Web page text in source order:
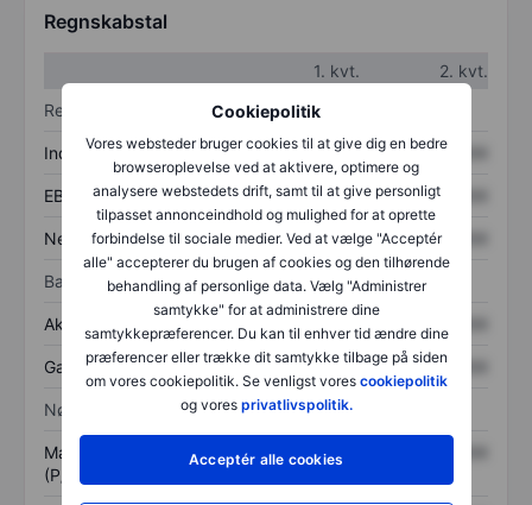
Cookiepolitik
Vores websteder bruger cookies til at give dig en bedre
browseroplevelse ved at aktivere, optimere og
analysere webstedets drift, samt til at give personligt
tilpasset annonceindhold og mulighed for at oprette
forbindelse til sociale medier. Ved at vælge "Acceptér
alle" accepterer du brugen af cookies og den tilhørende
behandling af personlige data. Vælg "Administrer
samtykke" for at administrere dine
samtykkepræferencer. Du kan til enhver tid ændre dine
præferencer eller trække dit samtykke tilbage på siden
om vores cookiepolitik. Se venligst vores cookiepolitik
og vores privatlivspolitik.
Acceptér alle cookies
Regnskabstal
1. kvt.
2. kvt.
Resultatopgørelse
Indtægter XXXXXXX XXXXXXX
EBITDA XXXXXXX XXXXXXX
Nettoresultat XXXXXXX XXXXXXX
Balance
Aktiver i alt XXXXXXX XXXXXXX
Gæld XXXXXXX XXXXXXX
Nøgletal
Markedsværdi/omsætning
(P/S)
XXXXXXX